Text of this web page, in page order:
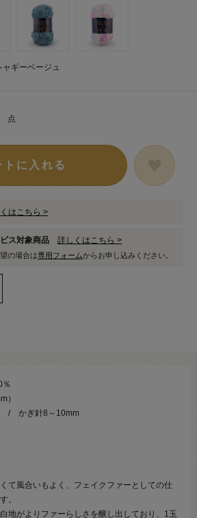
ギーベージュ
点
トに入れる
はこちら >
ス対象商品 詳しくはこちら >
の場合は専用フォームからお申し込みください。
％
）
/ かぎ針8～10mm
て風合いもよく、フェイクファーとしての仕
。
地がよりファーらしさを醸し出しており、1玉